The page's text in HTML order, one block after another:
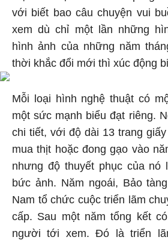
với biết bao câu chuyện vui
xem dù chỉ một lần những
hình ảnh của những năm
thời khắc đổi mới thì xúc động
Mỗi loại hình nghệ thuật có
một sức mạnh biểu đạt riêng.
chi tiết, với độ dài 13 trang
mua thịt hoặc đong gạo vào
nhưng độ thuyết phục của nó
bức ảnh. Năm ngoái, Bảo
Nam tổ chức cuộc triển lãm
cấp. Sau một năm tổng kết
người tới xem. Đó là triển